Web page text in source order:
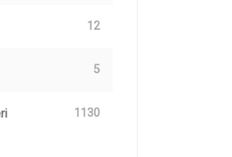
12
5
1130